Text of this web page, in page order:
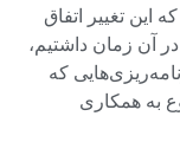
این تغییر اتفاق
در آن زمان داشتیم،
که
به همکاری